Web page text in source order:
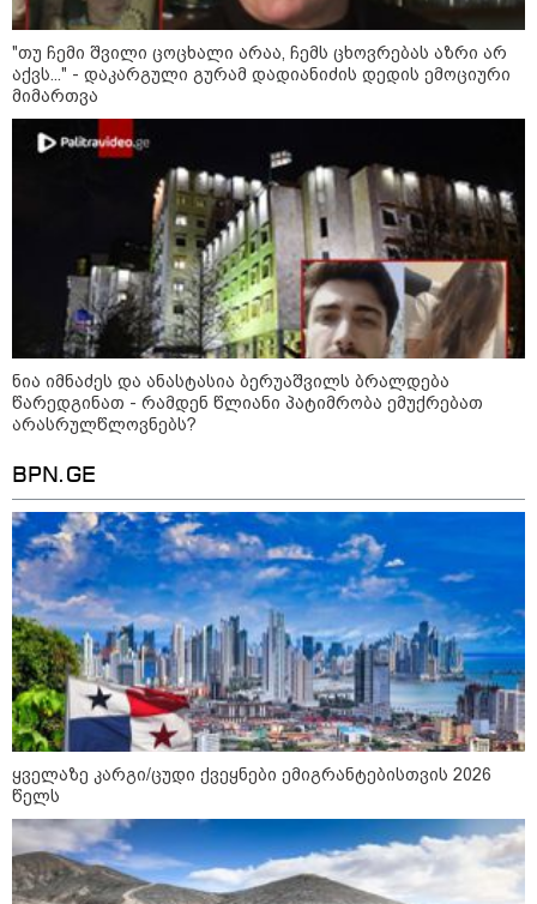
"მამის მიერ ცოტნესთვის
დატოვებულ სახლში
თვითნებურად ცხოვრობს
ადამიანი, რომელიც ზვიადის
ანდერძში ერთი სიტყვითაც კი
09:32 / 05-08-2026
"4 დღე უწყლოდ და უპუროდ
გაატარეს, მათ სიცოცხლე
დავუბრუნეთ" - ქართველი
მეზღვაური წერს, რომ 36
მიგრანტი, მათ შორის, ორსული
გოგონა გადაარჩინა
12:20 / 04-08-2026
"როცა კანონიკიდან
გამომდინარე, მართებულად
მიგვაჩნია, რომ ადამიანის
დედა სიდონია
16:02 / 03-08-2026
"15 წლის წინ ჩადენილი
დანაშაული, 5-ჯერ შეცვლილი
მოსამართლე, 4-ჯერ თავიდან
დაწყებული საქმე... მადლობა
პროკურატურას, მათ გარეშე ეს
შედეგი არ დადგებოდა" - ქეთა
ხარძიანი
კატეგორიის ყველა სიახლე
ყველაზე კარგი/ცუდი ქვეყნები
ემიგრანტებისთვის 2026 წელს
"თუ ჩემი შვილი ცოცხალი არაა, ჩემს ცხოვრებას აზრი არ
აქვს..." - დაკარგული გურამ დადიანიძის დედის ემოციური
მიმართვა
ნია იმნაძეს და ანასტასია ბერუაშვილს ბრალდება
წარედგინათ - რამდენ წლიანი პატიმრობა ემუქრებათ
არასრულწლოვნებს?
BPN.GE
ყველაზე კარგი/ცუდი ქვეყნები ემიგრანტებისთვის 2026
წელს